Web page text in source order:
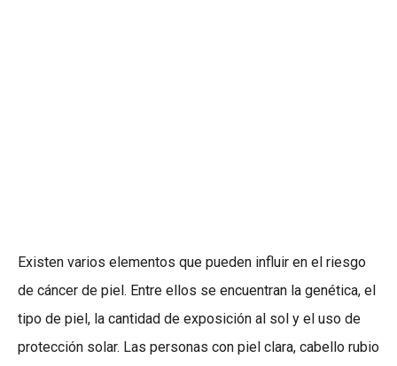
Existen varios elementos que pueden influir en el riesgo
de cáncer de piel. Entre ellos se encuentran la genética, el
tipo de piel, la cantidad de exposición al sol y el uso de
protección solar. Las personas con piel clara, cabello rubio